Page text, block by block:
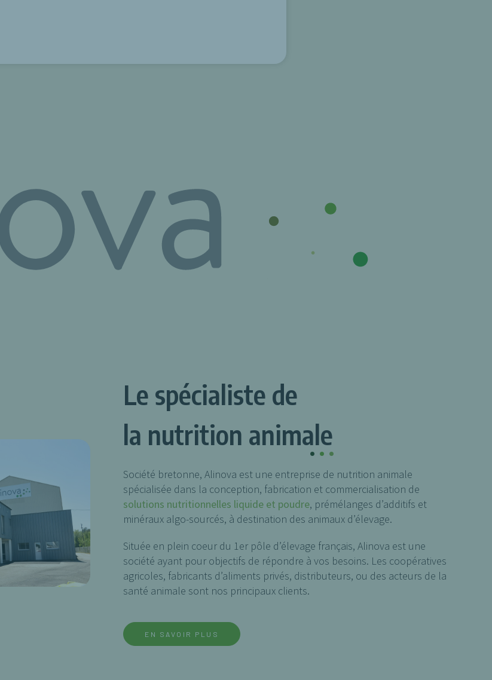
Le spécialiste de
la nutrition animale
...
Société bretonne, Alinova est une entreprise de nutrition animale
spécialisée dans la conception, fabrication et commercialisation de
solutions nutritionnelles liquide et poudre, prémélanges d’additifs et
minéraux algo-sourcés, à destination des animaux d’élevage.
Située en plein coeur du 1er pôle d’élevage français, Alinova est une
société ayant pour objectifs de répondre à vos besoins. Les coopératives
agricoles, fabricants d’aliments privés, distributeurs, ou des acteurs de la
santé animale sont nos principaux clients.
EN SAVOIR PLUS